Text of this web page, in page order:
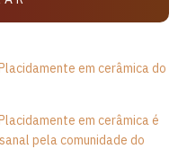
em cerâmica do
em cerâmica é
pela comunidade do